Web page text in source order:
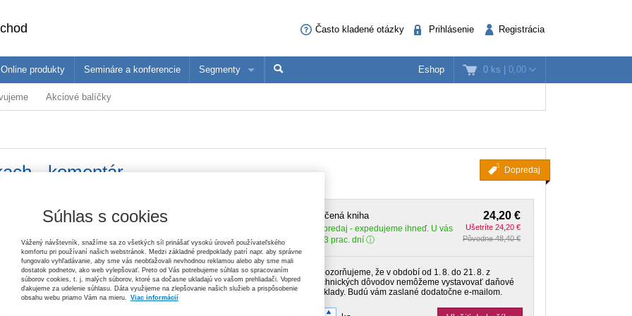
Často kladené otázky Prihlásenie Registrácia
0 ks | 0,00
Eshop
produkty
25,20 €
79,80 €
Ochrana základných práv
Tomáš Ľalík, Ján Svák, Lívia Trellová, Vincent Bujňák
26,40 €
Pracovné právo v poznámkach s príkladmi, 3. vydanie
Online produkty Semináre a konferencie Segmenty
ponúkame profesionálom z vašej oblasti
Pedagógovia Manažéri Verejná správa
Akciové balíčky
Dopredaj
- komentár
24,20 €
Ušetríte 24,20 €
Pôvodne 48,40 €
Tlačená kniha
Dopredaj - expedujeme ihneď. U vás
do 3 prac. dní
Upozorňujeme, že v období od 1. 8. do 21. 8. z
technických dôvodov nemôžeme vystavovať daňové
doklady. Budú vám zaslané dodatočne e‑mailom.
Vydavateľ Wolters Kluwer
Autor Jarmila Lazíková
Typ publikácie komentár
Dátum vydania 11/2019
Súhlas s cookies
Vážený návštevník, snažíme sa zo všetkých síl prinášať vysokú úroveň používateľského
komfortu pri používaní našich webstránok. Medzi základné predpoklady patrí napr. aby správne
fungovalo vyhľadávanie, aby sme vás neobťažovali nevhodnou reklamou alebo aby sme mali
dostatok podnetov, ako web vylepšovať. Preto od Vás potrebujeme súhlas so spracovaním
súborov cookies, t. j. malých súborov, ktoré sa dočasne ukladajú vo vašom prehliadači. Vopred
ďakujeme za udelenie súhlasu. Dáta využijeme na zlepšovanie našich služieb a prispôsobenie
obsahu webu priamo Vám na mieru. Viac informácií